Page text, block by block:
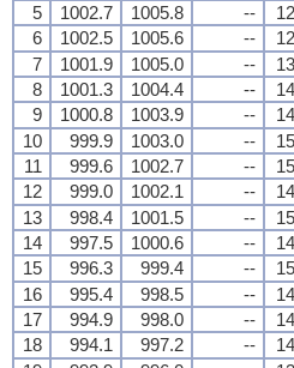
5
1002.7 1005.8 --
6
1002.5 1005.6 --
7
1001.9 1005.0 --
8
1001.3 1004.4 --
9
1000.8 1003.9 --
10
999.9 1003.0 --
11
999.6 1002.7 --
12
999.0 1002.1 --
13
998.4 1001.5 --
14
997.5 1000.6 --
15
996.3 999.4 --
16
995.4 998.5 --
17
994.9 998.0 --
18
994.1 997.2 --
5
1002.7 1005.8 --
6
1002.5 1005.6 --
7
1001.9 1005.0 --
8
1001.3 1004.4 --
9
1000.8 1003.9 --
10
999.9 1003.0 --
11
999.6 1002.7 --
12
999.0 1002.1 --
13
998.4 1001.5 --
14
997.5 1000.6 --
15
996.3 999.4 --
16
995.4 998.5 --
17
994.9 998.0 --
18
994.1 997.2 --
5
1002.7 1005.8 --
6
1002.5 1005.6 --
7
1001.9 1005.0 --
8
1001.3 1004.4 --
9
1000.8 1003.9 --
10
999.9 1003.0 --
11
999.6 1002.7 --
12
999.0 1002.1 --
13
998.4 1001.5 --
14
997.5 1000.6 --
15
996.3 999.4 --
16
995.4 998.5 --
17
994.9 998.0 --
18
994.1 997.2 --
5
1002.7 1005.8 --
6
1002.5 1005.6 --
7
1001.9 1005.0 --
8
1001.3 1004.4 --
9
1000.8 1003.9 --
10
999.9 1003.0 --
11
999.6 1002.7 --
12
999.0 1002.1 --
13
998.4 1001.5 --
14
997.5 1000.6 --
15
996.3 999.4 --
16
995.4 998.5 --
17
994.9 998.0 --
18
994.1 997.2 --